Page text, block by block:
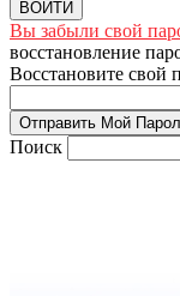
Вы забыли свой
восстановление
Восстановите свой
Поиск